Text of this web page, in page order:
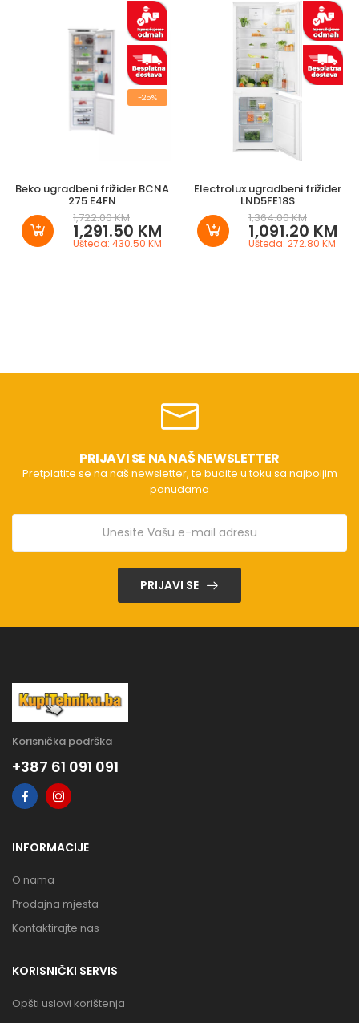
-25%
Beko ugradbeni frižider BCNA
275 E4FN
1,722.00 KM
1,291.50 KM
Ušteda: 430.50 KM
Electrolux ugradbeni frižider
LND5FE18S
1,364.00 KM
1,091.20 KM
Ušteda: 272.80 KM
PRIJAVI SE NA NAŠ NEWSLETTER
Pretplatite se na naš newsletter, te budite u toku sa najboljim
ponudama
PRIJAVI SE
Korisnička podrška
+387 61 091 091
INFORMACIJE
O nama
Prodajna mjesta
Kontaktirajte nas
KORISNIČKI SERVIS
Opšti uslovi korištenja